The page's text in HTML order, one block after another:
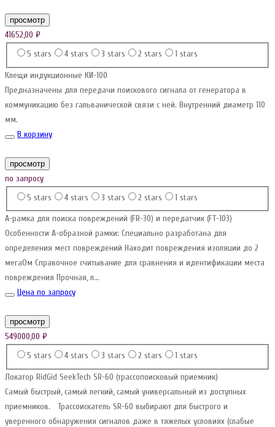
просмотр
41652,00 ₽
5 stars
4 stars 3 stars 2 stars 1 stars
Клещи индукционные КИ-100
Предназначены для передачи поискового сигнала от генератора в
коммуникацию без гальванической связи с ней. Внутренний диаметр 110
мм.
В корзину
просмотр
по запросу
5 stars
4 stars 3 stars 2 stars 1 stars
А-рамка для поиска повреждений (FR-30) и передатчик (FT-103)
Особенности А-образной рамки: Специально разработана для
определения мест повреждений Находит повреждения изоляции до 2
мегаОм Справочное считывание для сравнения и идентификации места
повреждения Прочная, л...
Цена по запросу
просмотр
549000,00 ₽
5 stars
4 stars 3 stars 2 stars 1 stars
Локатор RidGid SeekTech SR-60 (трассопоисковый приемник)
Самый быстрый, самый легкий, самый универсальный из доступных
приемников. Трассоискатель SR-60 выбирают для быстрого и
уверенного обнаружения сигналов даже в тяжелых условиях (слабые